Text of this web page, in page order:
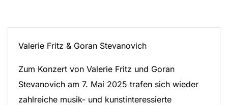
Valerie Fritz & Goran Stevanovich
Zum Konzert von Valerie Fritz und Goran
Stevanovich am 7. Mai 2025 trafen sich wieder
zahlreiche musik- und kunstinteressierte